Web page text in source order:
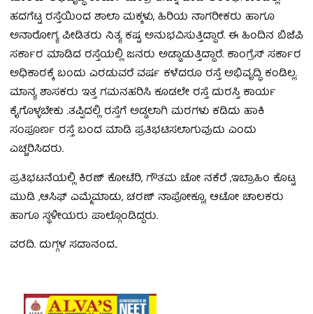
ಹದಗೆಟ್ಟ ರಸ್ತೆಯಿಂದ ಶಾಲಾ ಮಕ್ಕಳು, ಹಿರಿಯ ನಾಗರೀಕರು ಹಾಗೂ
ಅನಾರೋಗ್ಯ ಪೀಡಿತರು ನಿತ್ಯ ಕಷ್ಟ ಅನುಭವಿಸುತ್ತಿದ್ದಾರೆ. ಈ ಹಿಂದಿನ ಬಿಜೆಪಿ
ಸರ್ಕಾರ ಮಾಡಿದ ರಸ್ತೆಯಲ್ಲಿ ಜನರು ಅಡ್ಡಾಡುತ್ತಿದ್ದಾರೆ. ಕಾಂಗ್ರೆಸ್ ಸರ್ಕಾರ
ಅಧಿಕಾರಕ್ಕೆ ಬಂದು ಎರಡುವರೆ ವರ್ಷ ಕಳೆದರೂ ರಸ್ತೆ ಅಭಿವೃದ್ಧಿ ಕಂಡಿಲ್ಲ.
ಮಾನ್ಯ ಶಾಸಕರು ಇತ್ತ ಗಮನಹರಿಸಿ ಕೂಡಲೇ ರಸ್ತೆ ದುರಸ್ತಿ ಕಾರ್ಯ
ಕೈಗೊಳ್ಳಬೇಕು .ತಪ್ಪಿದಲ್ಲಿ ರಸ್ತೆಗೆ ಅಡ್ಡಲಾಗಿ ಮರಗಳು ಕಡಿದು ಹಾಕಿ
ಸಂಪೂರ್ಣ ರಸ್ತೆ ಬಂದ ಮಾಡಿ ಪ್ರತಿಭಟಿಸಲಾಗುವುದು ಎಂದು
ಎಚ್ಚರಿಸಿದರು.
ಪ್ರತಿಭಟನೆಯಲ್ಲಿ ಕಿರಣ್ ಕೋಟೆರಿ, ಗೌತಮ ಚೋ ನಕೆರೆ ,ಇಬ್ರಾಹಿಂ ಕೊಟ್ಟ
ಮುಡಿ ,ಆಸಿಫ್ ಎಮ್ಮೆಮಾಡು, ಚರಣ್ ನಾಪೋಕ್ಲೂ, ಆಟೋ ಚಾಲಕರು
ಹಾಗೂ ಸ್ಥಳೀಯರು ಪಾಲ್ಗೊಂಡಿದ್ದರು.
ವರದಿ. ದುಗ್ಗಳ ಸದಾನಂದ..